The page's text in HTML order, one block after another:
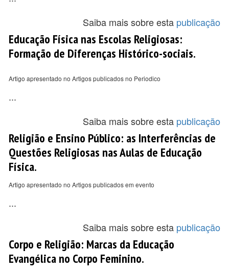
Saiba mais sobre esta publicação
Educação Física nas Escolas Religiosas:
Formação de Diferenças Histórico-sociais.
Artigo apresentado no Artigos publicados no Periodico
...
Saiba mais sobre esta publicação
Religião e Ensino Público: as Interferências de
Questões Religiosas nas Aulas de Educação
Física.
Artigo apresentado no Artigos publicados em evento
...
Saiba mais sobre esta publicação
Corpo e Religião: Marcas da Educação
Evangélica no Corpo Feminino.